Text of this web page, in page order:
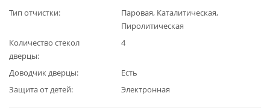
Тип отчистки
Паровая, Каталитическая,
Пиролитическая
Количество стекол
дверцы
4
Доводчик дверцы
Есть
Защита от детей
Электронная